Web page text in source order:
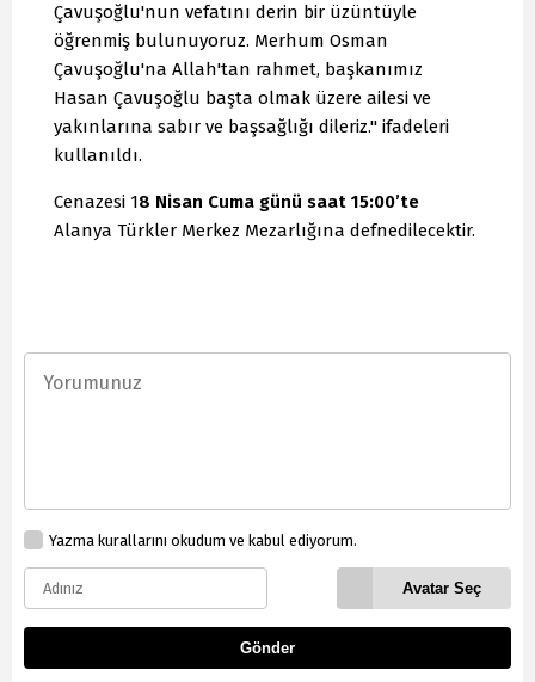
Çavuşoğlu'nun vefatını derin bir üzüntüyle
öğrenmiş bulunuyoruz. Merhum Osman
Çavuşoğlu'na Allah'tan rahmet, başkanımız
Hasan Çavuşoğlu başta olmak üzere ailesi ve
yakınlarına sabır ve başsağlığı dileriz." ifadeleri
kullanıldı.
Cenazesi 18 Nisan Cuma günü saat 15:00’te
Alanya Türkler Merkez Mezarlığına defnedilecektir.
Yazma kurallarını okudum ve kabul ediyorum.
Avatar Seç
Gönder